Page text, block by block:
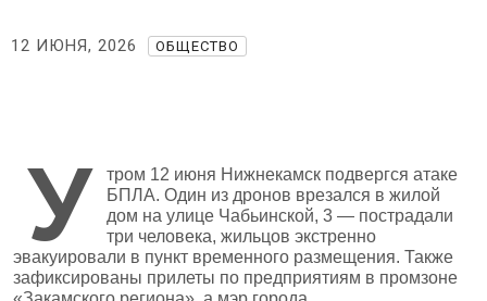
12 ИЮНЯ, 2026 ОБЩЕСТВО
У
тром 12 июня Нижнекамск подвергся атаке
БПЛА. Один из дронов врезался в жилой
дом на улице Чабьинской, 3 — пострадали
три человека, жильцов экстренно
эвакуировали в пункт временного размещения. Также
зафиксированы прилеты по предприятиям в промзоне